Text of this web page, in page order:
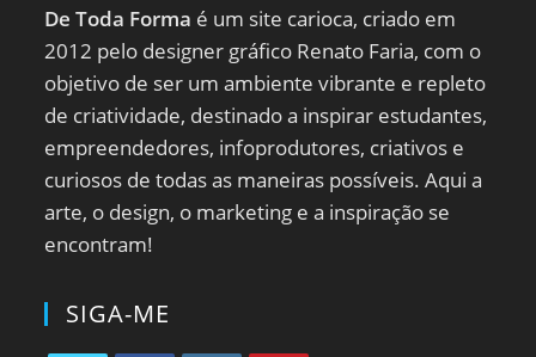
De Toda Forma é um site carioca, criado em
2012 pelo designer gráfico Renato Faria, com o
objetivo de ser um ambiente vibrante e repleto
de criatividade, destinado a inspirar estudantes,
empreendedores, infoprodutores, criativos e
curiosos de todas as maneiras possíveis. Aqui a
arte, o design, o marketing e a inspiração se
encontram!
SIGA-ME